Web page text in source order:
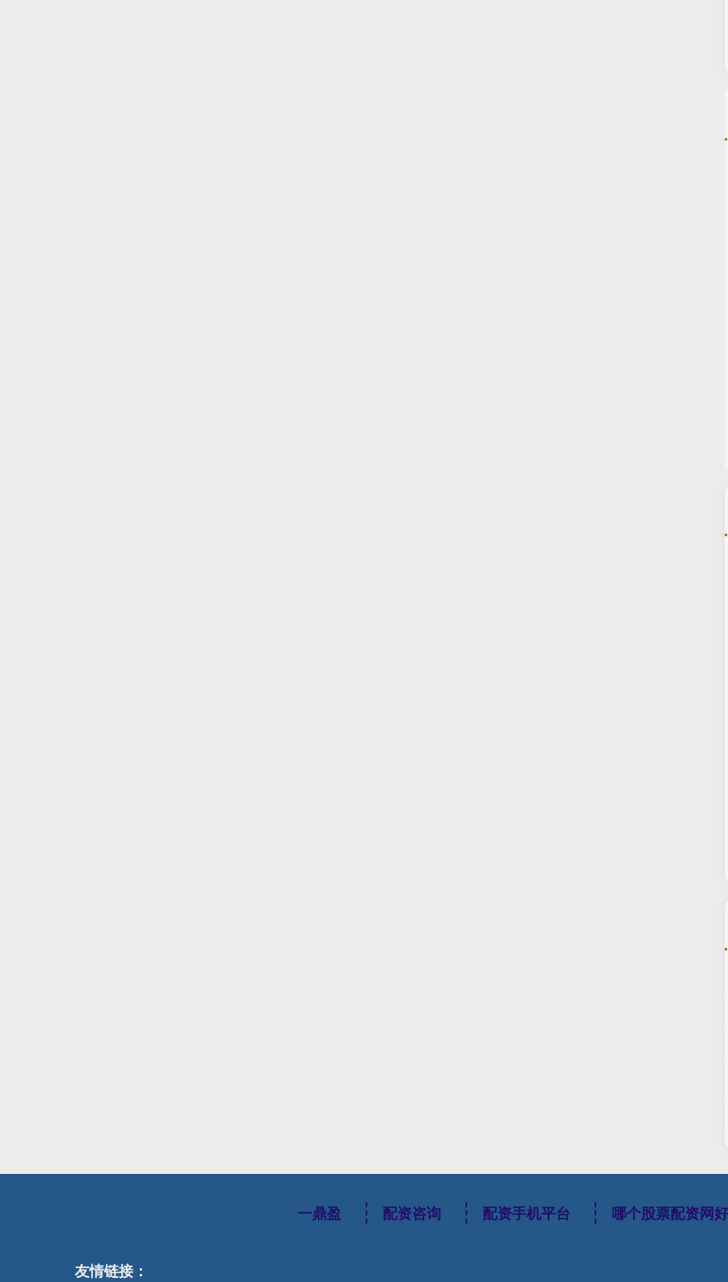
一鼎盈 配资咨询 配资手机平台 哪个股票配资网
友情链接：